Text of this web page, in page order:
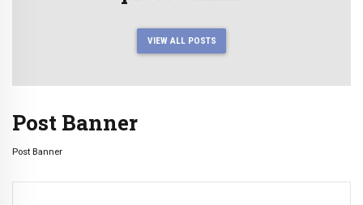
VIEW ALL POSTS
Post Banner
Post Banner